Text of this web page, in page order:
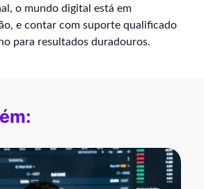
o mundo digital está em
e contar com suporte qualificado
para resultados duradouros.